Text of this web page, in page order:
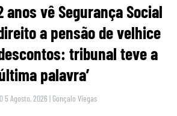
anos vê Segurança Social
a pensão de velhice
tribunal teve a
palavra’
5 Agosto, 2026 | Gonçalo Viegas